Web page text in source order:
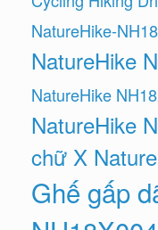
NatureHike-
NatureHike
NatureHike
NatureHike
chữ X
Ghế gấp